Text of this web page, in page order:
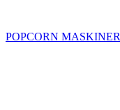
POPCORN MASKINER